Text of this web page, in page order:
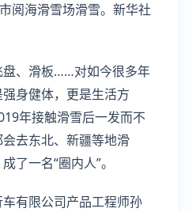
阅海滑雪场滑雪。新华社
盘、滑板……对如今很多年
身健体，更是生活方
年接触滑雪后一发而不
去东北、新疆等地滑
了一名“圈内人”。
有限公司产品工程师孙